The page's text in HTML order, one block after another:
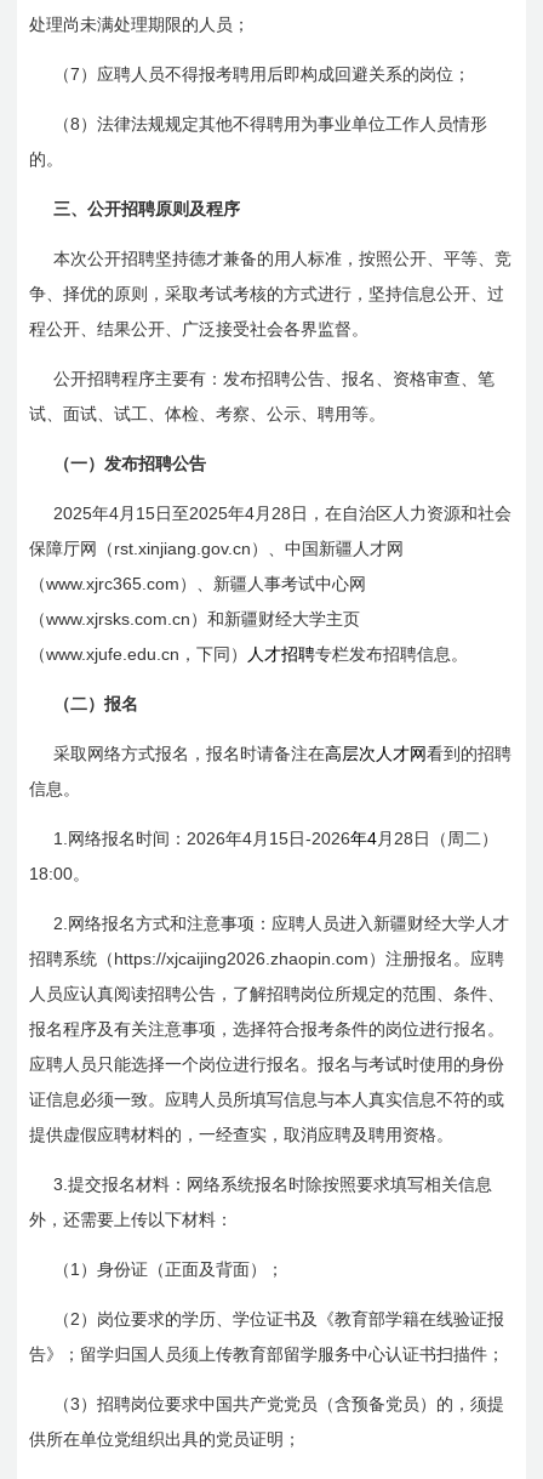
处理尚未满处理期限的人员；
（7 ）应聘人员不得报考聘用后即构成回避关系的岗位；
（8 ）法律法规规定其他不得聘用为事业单位工作人员情形
的。
三、公开招聘原则及程序
本次公开招聘坚持德才兼备的用人标准，按照公开、平等、竞
争、择优的原则，采取考试考核的方式进行，坚持信息公开、过
程公开、结果公开、广泛接受社会各界监督。
公开招聘程序主要有：发布招聘公告、报名、资格审查、笔
试、面试、试工、体检、考察、公示、聘用等。
（一）发布招聘公告
2025年4 月 15日至2025年4 月 28 日 ，在自治区人力资源和社会
保障厅网（ rst.xinjiang.gov.cn ）、中国新疆人才网
（www.xjrc365.com ）、新疆人事考试中心网
（www.xjrsks.com.cn ）和新疆财经大学主页
（www.xjufe.edu.cn ，下同） 人才招聘专栏发布招聘信息。
（二）报名
采取网络方式报名，报名时请备注在高层次人才网看到的招聘
信息。
1. 网络报名时间： 2026年4 月 15日-2026年4 月 28 日 （ 周二）
18:00。
2. 网络报名方式和注意事项：应聘人员进入新疆财经大学人才
招聘系统（ https://xjcaijing2026.zhaopin.com ）注册报名。应聘
人员应认真阅读招聘公告，了解招聘岗位所规定的范围、条件、
报名程序及有关注意事项，选择符合报考条件的岗位进行报名。
应聘人员只能选择一个岗位进行报名。报名与考试时使用的身份
证信息必须一致。应聘人员所填写信息与本人真实信息不符的或
提供虚假应聘材料的，一经查实，取消应聘及聘用资格。
3.提交报名材料：网络系统报名时除按照要求填写相关信息
外，还需要上传以下材料：
（ 1 ）身份证（正面及背面）；
（ 2 ）岗位要求的学历、学位证书及《教育部学籍在线验证报
告》；留学归国人员须上传教育部留学服务中心认证书扫描件；
（3 ）招聘岗位要求中国共产党党员（含预备党员）的，须提
供所在单位党组织出具的党员证明；